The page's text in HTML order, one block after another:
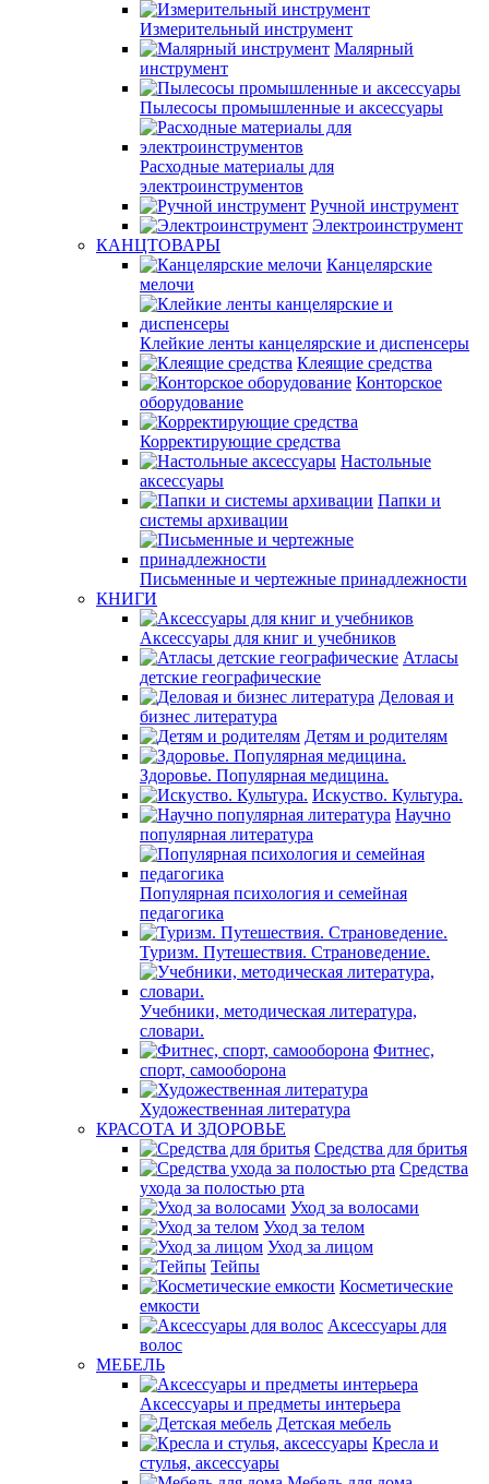
Измерительный инструмент
Малярный
инструмент
Пылесосы промышленные и аксессуары
Расходные материалы для
электроинструментов
Ручной инструмент
Электроинструмент
КАНЦТОВАРЫ
Канцелярские
мелочи
Клейкие ленты канцелярские и диспенсеры
Клеящие средства
Конторское
оборудование
Корректирующие средства
Настольные
аксессуары
Папки и
системы архивации
Письменные и чертежные принадлежности
КНИГИ
Аксессуары для книг и учебников
Атласы
детские географические
Деловая и
бизнес литература
Детям и родителям
Здоровье. Популярная медицина.
Искуство. Культура.
Научно
популярная литература
Популярная психология и семейная
педагогика
Туризм. Путешествия. Страноведение.
Учебники, методическая литература,
словари.
Фитнес,
спорт, самооборона
Художественная литература
КРАСОТА И ЗДОРОВЬЕ
Средства для бритья
Средства
ухода за полостью рта
Уход за волосами
Уход за телом
Уход за лицом
Тейпы
Косметические
емкости
Аксессуары для
волос
МЕБЕЛЬ
Аксессуары и предметы интерьера
Детская мебель
Кресла и
стулья, аксессуары